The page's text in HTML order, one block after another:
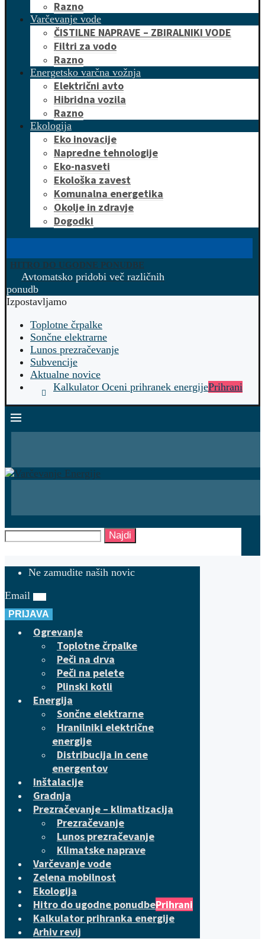
Razno
Varčevanje vode
ČISTILNE NAPRAVE – ZBIRALNIKI VODE
Filtri za vodo
Razno
Energetsko varčna vožnja
Električni avto
Hibridna vozila
Razno
Ekologija
Eko inovacije
Napredne tehnologije
Eko-nasveti
Ekološka zavest
Komunalna energetika
Okolje in zdravje
Dogodki
HITRO DO UGODNE PONUDBE
Avtomatsko pridobi več različnih
ponudb
Izpostavljamo
Toplotne črpalke
Sončne elektrarne
Lunos prezračevanje
Subvencije
Aktualne novice
Kalkulator Oceni prihranek energijePrihrani
Najdi
Ne zamudite naših novic
Email
PRIJAVA
Ogrevanje
Toplotne črpalke
Peči na drva
Peči na pelete
Plinski kotli
Energija
Sončne elektrarne
Hranilniki električne
energije
Distribucija in cene
energentov
Inštalacije
Gradnja
Prezračevanje – klimatizacija
Prezračevanje
Lunos prezračevanje
Klimatske naprave
Varčevanje vode
Zelena mobilnost
Ekologija
Hitro do ugodne ponudbePrihrani
Kalkulator prihranka energije
Arhiv revij